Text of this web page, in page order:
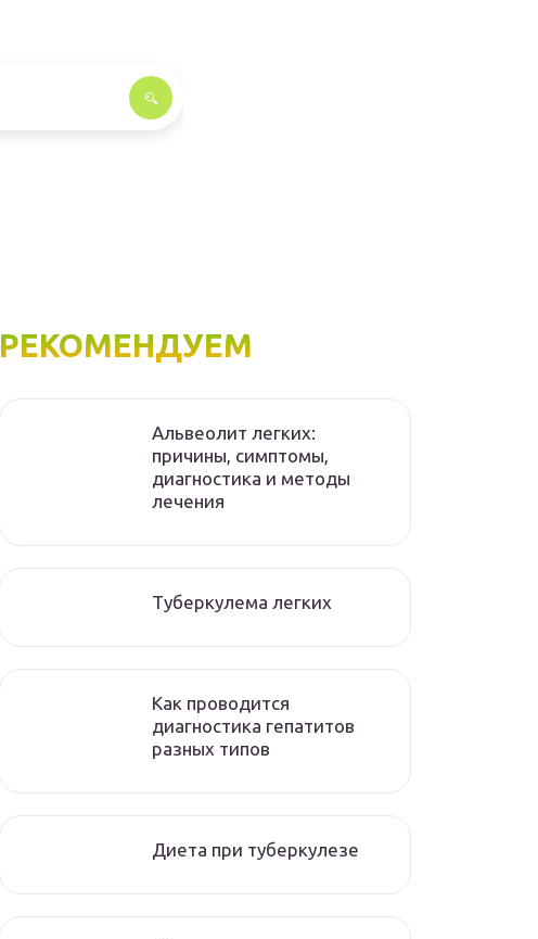
РЕКОМЕНДУЕМ
Альвеолит легких:
причины, симптомы,
диагностика и методы
лечения
Туберкулема легких
Как проводится
диагностика гепатитов
разных типов
Диета при туберкулезе